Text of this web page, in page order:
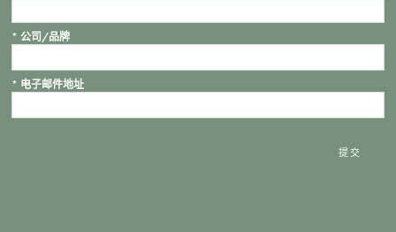
* 公司/品牌
* 电子邮件地址
提交